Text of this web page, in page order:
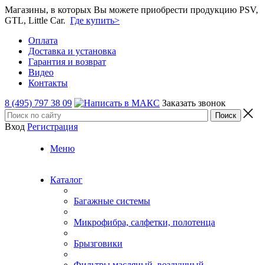
Магазины, в которых Вы можете приобрести продукцию PSV,
GTL, Little Car. Где купить>
Оплата
Доставка и установка
Гарантия и возврат
Видео
Контакты
8 (495) 797 38 09
Заказать звонок
Вход Регистрация
Меню
Каталог
Багажные системы
Микрофибра, салфетки, полотенца
Брызговики